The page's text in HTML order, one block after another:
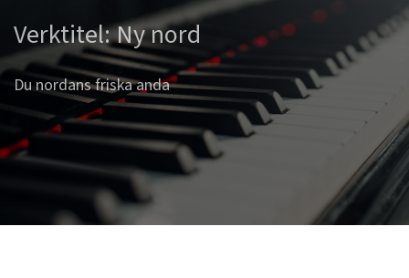
Verktitel: Ny nord
Du nordans friska anda